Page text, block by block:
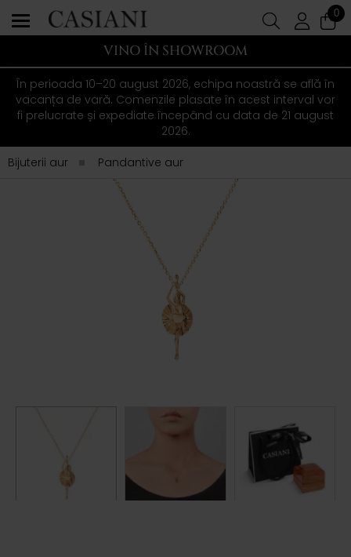
0
VINO ÎN SHOWROOM
În perioada 10–20 august 2026, echipa noastră se află în
vacanța de vară. Comenzile plasate în acest interval vor
fi prelucrate și expediate începând cu data de 21 august
2026.
Bijuterii aur
Pandantive aur